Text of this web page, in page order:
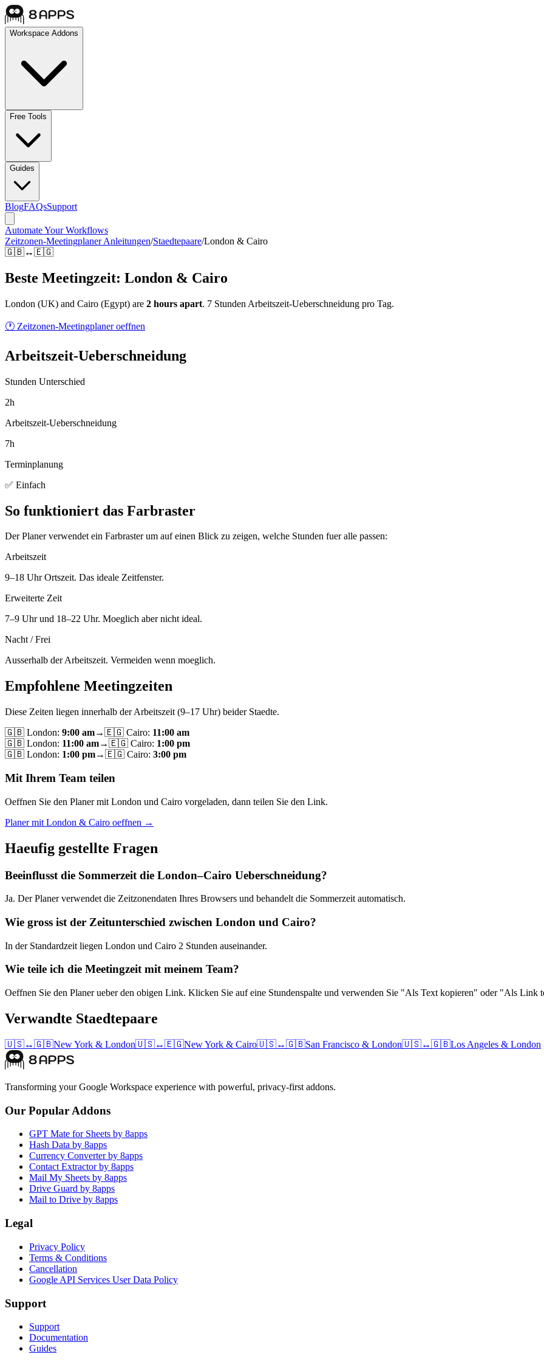
Workspace Addons
Free Tools
Guides
BlogFAQsSupport
Automate Your Workflows
Zeitzonen-Meetingplaner Anleitungen/Staedtepaare/London & Cairo
🇬🇧↔🇪🇬
Beste Meetingzeit: London & Cairo
London (UK) and Cairo (Egypt) are 2 hours apart. 7 Stunden Arbeitszeit-Ueberschneidung pro Tag.
🕐 Zeitzonen-Meetingplaner oeffnen
Arbeitszeit-Ueberschneidung
Stunden Unterschied
2h
Arbeitszeit-Ueberschneidung
7h
Terminplanung
✅ Einfach
So funktioniert das Farbraster
Der Planer verwendet ein Farbraster um auf einen Blick zu zeigen, welche Stunden fuer alle passen:
Arbeitszeit
9–18 Uhr Ortszeit. Das ideale Zeitfenster.
Erweiterte Zeit
7–9 Uhr und 18–22 Uhr. Moeglich aber nicht ideal.
Nacht / Frei
Ausserhalb der Arbeitszeit. Vermeiden wenn moeglich.
Empfohlene Meetingzeiten
Diese Zeiten liegen innerhalb der Arbeitszeit (9–17 Uhr) beider Staedte.
🇬🇧 London: 9:00 am→🇪🇬 Cairo: 11:00 am
🇬🇧 London: 11:00 am→🇪🇬 Cairo: 1:00 pm
🇬🇧 London: 1:00 pm→🇪🇬 Cairo: 3:00 pm
Mit Ihrem Team teilen
Oeffnen Sie den Planer mit London und Cairo vorgeladen, dann teilen Sie den Link.
Planer mit London & Cairo oeffnen →
Haeufig gestellte Fragen
Beeinflusst die Sommerzeit die London–Cairo Ueberschneidung?
Ja. Der Planer verwendet die Zeitzonendaten Ihres Browsers und behandelt die Sommerzeit automatisch.
Wie gross ist der Zeitunterschied zwischen London und Cairo?
In der Standardzeit liegen London und Cairo 2 Stunden auseinander.
Wie teile ich die Meetingzeit mit meinem Team?
Oeffnen Sie den Planer ueber den obigen Link. Klicken Sie auf eine Stundenspalte und verwenden Sie "Als Text kopieren" oder "Als Link
Verwandte Staedtepaare
🇺🇸↔🇬🇧New York & London🇺🇸↔🇪🇬New York & Cairo🇺🇸↔🇬🇧San Francisco & London🇺🇸↔🇬🇧Los Angeles & London
Transforming your Google Workspace experience with powerful, privacy-first addons.
Our Popular Addons
GPT Mate for Sheets by 8apps
Hash Data by 8apps
Currency Converter by 8apps
Contact Extractor by 8apps
Mail My Sheets by 8apps
Drive Guard by 8apps
Mail to Drive by 8apps
Legal
Privacy Policy
Terms & Conditions
Cancellation
Google API Services User Data Policy
Support
Support
Documentation
Guides